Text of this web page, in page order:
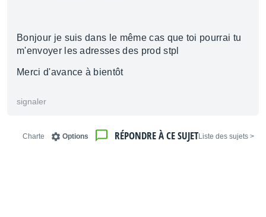
Bonjour je suis dans le même cas que toi pourrai tu
m'envoyer les adresses des prod stpl
Merci d'avance à bientôt
signaler
< Liste des sujets
RÉPONDRE À CE SUJET
Options
Charte